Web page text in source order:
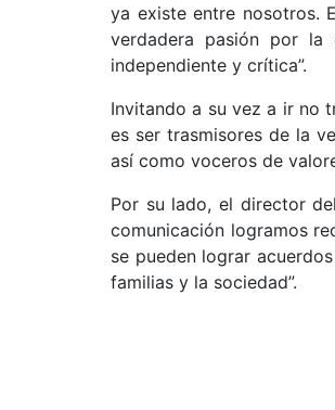
ya existe entre nosotros.
verdadera pasión por la
independiente y crítica”.
Invitando a su vez a ir no
es ser trasmisores de la
así como voceros de
Por su lado, el director
comunicación logramos
se pueden lograr
familias y la sociedad”.